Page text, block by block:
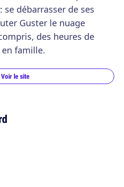
débarrasser de ses
Guster le nuage
des heures de
famille.
Voir le site